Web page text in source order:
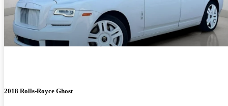
2018 Rolls-Royce Ghost